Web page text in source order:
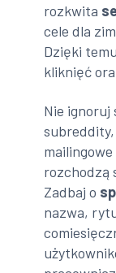
rozkwita
cele dla
Dzięki
kliknięć
Nie ignoruj
subreddity,
rozchodzą
Zadbaj o
nazwa,